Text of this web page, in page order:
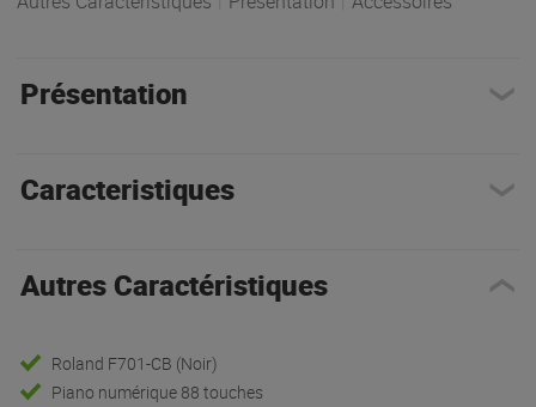
Présentation
Caracteristiques
Autres Caractéristiques
Roland F701-CB (Noir)
Piano numérique 88 touches